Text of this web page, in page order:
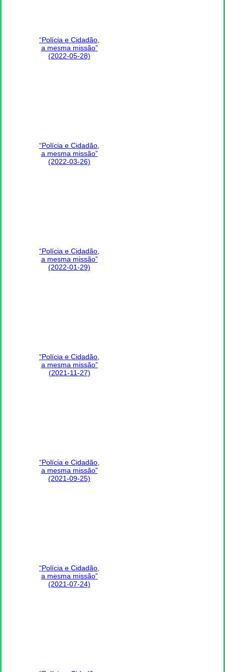
“Polícia e Cidadão,
a mesma missão”
(2022-05-28)
“Polícia e Cidadão,
a mesma missão”
(2022-03-26)
“Polícia e Cidadão,
a mesma missão”
(2022-01-29)
“Polícia e Cidadão,
a mesma missão”
(2021-11-27)
“Polícia e Cidadão,
a mesma missão”
(2021-09-25)
“Polícia e Cidadão,
a mesma missão”
(2021-07-24)